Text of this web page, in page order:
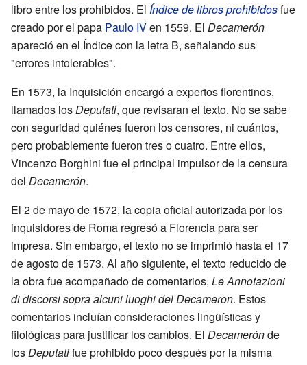
libro entre los prohibidos. El Índice de libros prohibidosfue
creado por el papa Paulo IVen 1559. El Decamerón
apareció en el Índice con la letra B, señalando sus
"errores intolerables".
En 1573, la Inquisición encargó a expertos florentinos,
llamados los Deputati, que revisaran el texto. No se sabe
con seguridad quiénes fueron los censores, ni cuántos,
pero probablemente fueron tres o cuatro. Entre ellos,
Vincenzo Borghini fue el principal impulsor de la censura
del Decamerón.
El 2 de mayo de 1572, la copia oficial autorizada por los
inquisidores de Roma regresó a Florencia para ser
impresa. Sin embargo, el texto no se imprimió hasta el 17
de agosto de 1573. Al año siguiente, el texto reducido de
la obra fue acompañado de comentarios, Le Annotazioni
di discorsi sopra alcuni luoghi del Decameron. Estos
comentarios incluían consideraciones lingüísticas y
filológicas para justificar los cambios. El Decamerónde
los Deputatifue prohibido poco después por la misma